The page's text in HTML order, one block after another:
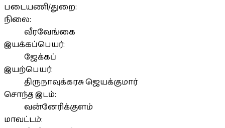
படையணி/துறை:
நிலை:
வீரவேங்கை
இயக்கப்பெயர்:
ஜேக்கப்
இயற்பெயர்:
திருநாவுக்கரசு ஜெயக்குமார்
சொந்த இடம்:
வன்னேரிக்குளம்
மாவட்டம்: